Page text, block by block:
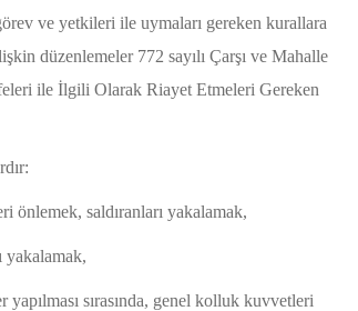
ve yetkileri ile uymaları gereken kurallara
düzenlemeler 772 sayılı Çarşı ve Mahalle
ile İlgili Olarak Riayet Etmeleri Gereken
önlemek, saldıranları yakalamak,
yakalamak,
sırasında, genel kolluk kuvvetleri